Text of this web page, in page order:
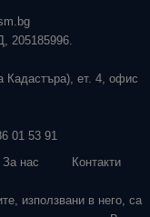
205185996.
Кадастъра), ет. 4, офис
01 53 91
За нас Контакти
използвани в него, са